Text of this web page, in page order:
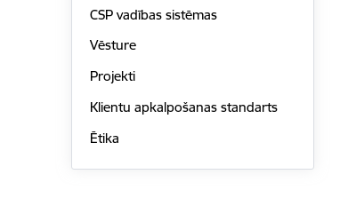
CSP vadības sistēmas
Vēsture
Projekti
Klientu apkalpošanas standarts
Ētika